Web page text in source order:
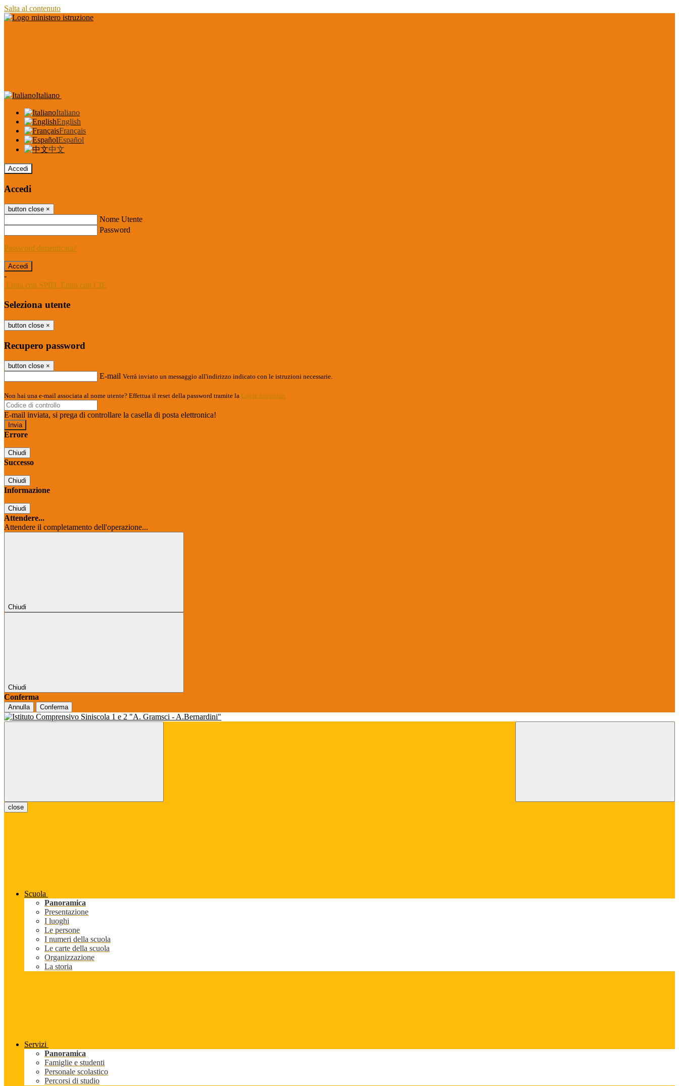
Salta al contenuto
Italiano
Italiano
English
Français
Español
中文
Accedi
Accedi
button close ×
Nome Utente
Password
Password dimenticata?
-
Entra con SPID Entra con CIE
Seleziona utente
button close ×
Recupero password
button close ×
E-mail Verrà inviato un messaggio all'indirizzo indicato con le istruzioni necessarie.
Non hai una e-mail associata al nome utente? Effettua il reset della password tramite la Login Spaggiari
E-mail inviata, si prega di controllare la casella di posta elettronica!
Errore
Chiudi
Successo
Chiudi
Informazione
Chiudi
Attendere...
Attendere il completamento dell'operazione...
Chiudi
Chiudi
Conferma
Annulla Conferma
close
Scuola
Panoramica
Presentazione
I luoghi
Le persone
I numeri della scuola
Le carte della scuola
Organizzazione
La storia
Servizi
Panoramica
Famiglie e studenti
Personale scolastico
Percorsi di studio